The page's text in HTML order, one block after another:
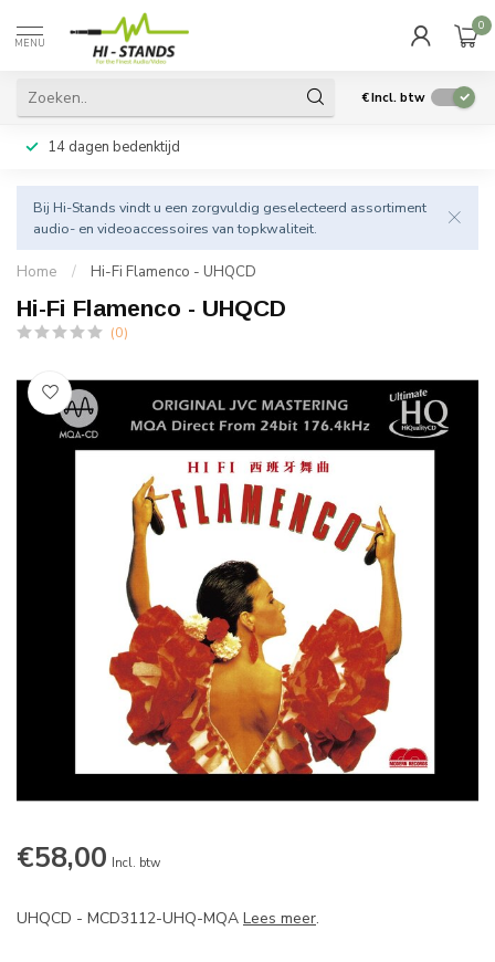
MENU
0
€Incl. btw
14 dagen bedenktijd
Bij Hi-Stands vindt u een zorgvuldig geselecteerd assortiment
audio- en videoaccessoires van topkwaliteit.
Home / Hi-Fi Flamenco - UHQCD
Hi-Fi Flamenco - UHQCD
(0)
€58,00 Incl. btw
UHQCD - MCD3112-UHQ-MQA Lees meer.